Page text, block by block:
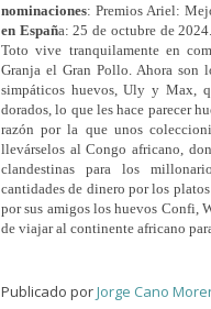
nominaciones: Premios Ariel:
en España: 25 de octubre de
Toto vive tranquilamente en
Granja el Gran Pollo. Ahora son
simpáticos huevos, Uly y Max,
dorados, lo que les hace parecer
razón por la que unos
llevárselos al Congo africano,
clandestinas para los
cantidades de dinero por los
por sus amigos los huevos Confi,
de viajar al continente africano
Publicado porJorge Cano